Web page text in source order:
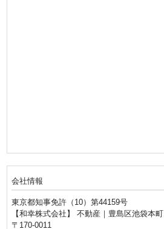
会社情報
東京都知事免許（10）第44159号
【和幸株式会社】 不動産｜豊島区池袋本町
〒170-0011